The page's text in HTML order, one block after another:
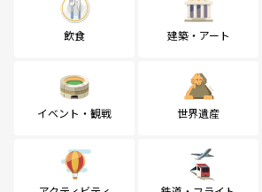
飲食 建築・アート
イベント・観戦 世界遺産